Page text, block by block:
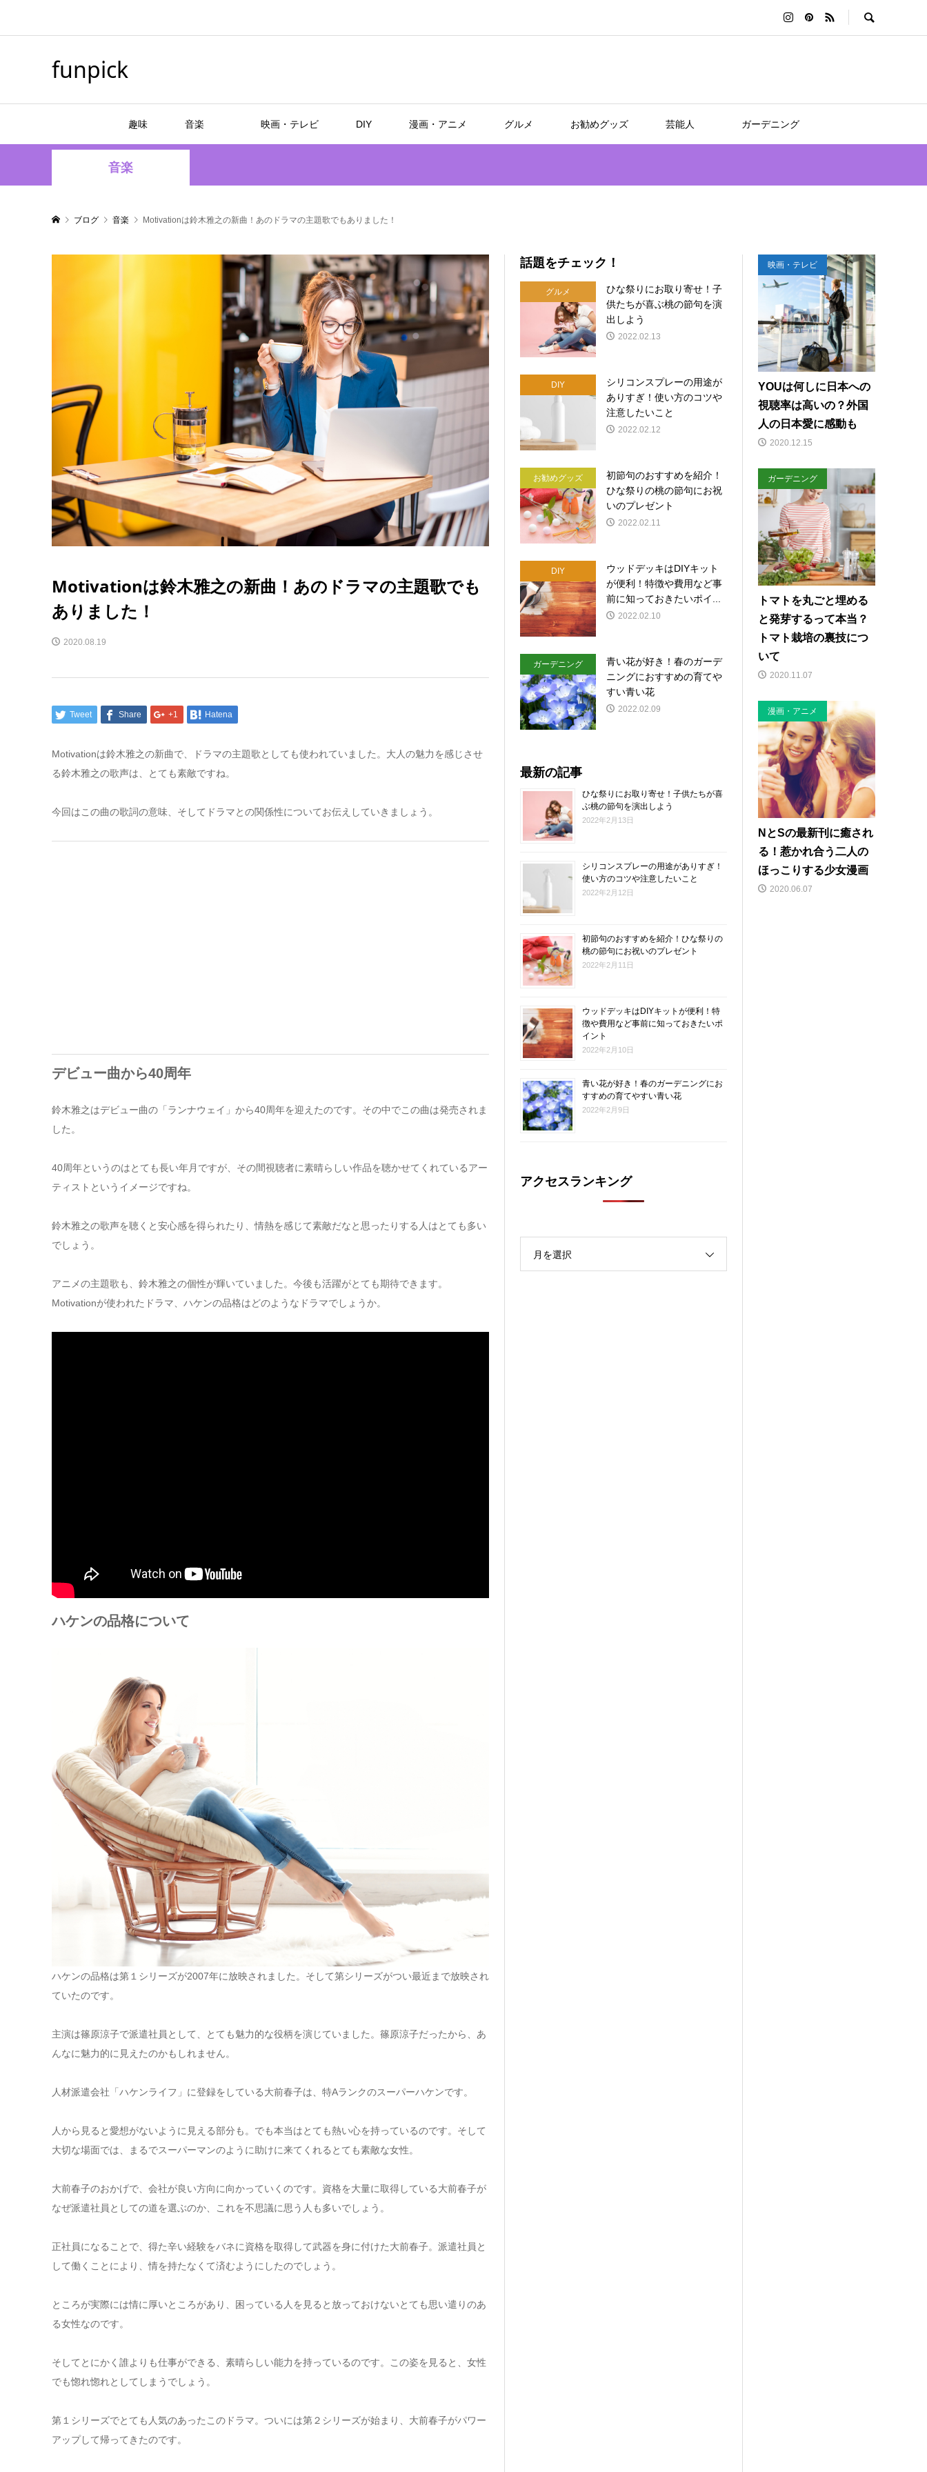
funpick
趣味 音楽 映画・テレビ DIY 漫画・アニメ グルメ お勧めグッズ 芸能人 ガーデニング
音楽
ブログ 音楽 Motivationは鈴木雅之の新曲！あのドラマの主題歌でもありました！
Motivationは鈴木雅之の新曲！あのドラマの主題歌でも
ありました！
2020.08.19
Tweet Share +1 Hatena
Motivationは鈴木雅之の新曲で、ドラマの主題歌としても使われていました。大人の魅力を感じさせ
る鈴木雅之の歌声は、とても素敵ですね。
今回はこの曲の歌詞の意味、そしてドラマとの関係性についてお伝えしていきましょう。
デビュー曲から40周年
鈴木雅之はデビュー曲の「ランナウェイ」から40周年を迎えたのです。その中でこの曲は発売されま
した。
40周年というのはとても長い年月ですが、その間視聴者に素晴らしい作品を聴かせてくれているアー
ティストというイメージですね。
鈴木雅之の歌声を聴くと安心感を得られたり、情熱を感じて素敵だなと思ったりする人はとても多い
でしょう。
アニメの主題歌も、鈴木雅之の個性が輝いていました。今後も活躍がとても期待できます。
Motivationが使われたドラマ、ハケンの品格はどのようなドラマでしょうか。
ハケンの品格について
ハケンの品格は第１シリーズが2007年に放映されました。そして第シリーズがつい最近まで放映され
ていたのです。
主演は篠原涼子で派遣社員として、とても魅力的な役柄を演じていました。篠原涼子だったから、あ
んなに魅力的に見えたのかもしれません。
人材派遣会社「ハケンライフ」に登録をしている大前春子は、特Aランクのスーパーハケンです。
人から見ると愛想がないように見える部分も。でも本当はとても熱い心を持っているのです。そして
大切な場面では、まるでスーパーマンのように助けに来てくれるとても素敵な女性。
大前春子のおかげで、会社が良い方向に向かっていくのです。資格を大量に取得している大前春子が
なぜ派遣社員としての道を選ぶのか、これを不思議に思う人も多いでしょう。
正社員になることで、得た辛い経験をバネに資格を取得して武器を身に付けた大前春子。派遣社員と
して働くことにより、情を持たなくて済むようにしたのでしょう。
ところが実際には情に厚いところがあり、困っている人を見ると放っておけないとても思い遣りのあ
る女性なのです。
そしてとにかく誰よりも仕事ができる、素晴らしい能力を持っているのです。この姿を見ると、女性
でも惚れ惚れとしてしまうでしょう。
第１シリーズでとても人気のあったこのドラマ。ついには第２シリーズが始まり、大前春子がパワー
アップして帰ってきたのです。
話題をチェック！
グルメ
ひな祭りにお取り寄せ！子
供たちが喜ぶ桃の節句を演
出しよう
2022.02.13
DIY
シリコンスプレーの用途が
ありすぎ！使い方のコツや
注意したいこと
2022.02.12
お勧めグッズ
初節句のおすすめを紹介！
ひな祭りの桃の節句にお祝
いのプレゼント
2022.02.11
DIY
ウッドデッキはDIYキット
が便利！特徴や費用など事
前に知っておきたいポイ...
2022.02.10
ガーデニング
青い花が好き！春のガーデ
ニングにおすすめの育てや
すい青い花
2022.02.09
最新の記事
ひな祭りにお取り寄せ！子供たちが喜
ぶ桃の節句を演出しよう
2022年2月13日
シリコンスプレーの用途がありすぎ！
使い方のコツや注意したいこと
2022年2月12日
初節句のおすすめを紹介！ひな祭りの
桃の節句にお祝いのプレゼント
2022年2月11日
ウッドデッキはDIYキットが便利！特
徴や費用など事前に知っておきたいポ
イント
2022年2月10日
青い花が好き！春のガーデニングにお
すすめの育てやすい青い花
2022年2月9日
アクセスランキング
月を選択
映画・テレビ
YOUは何しに日本への
視聴率は高いの？外国
人の日本愛に感動も
2020.12.15
ガーデニング
トマトを丸ごと埋める
と発芽するって本当？
トマト栽培の裏技につ
いて
2020.11.07
漫画・アニメ
NとSの最新刊に癒され
る！惹かれ合う二人の
ほっこりする少女漫画
2020.06.07